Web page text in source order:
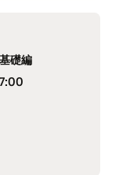
礎編